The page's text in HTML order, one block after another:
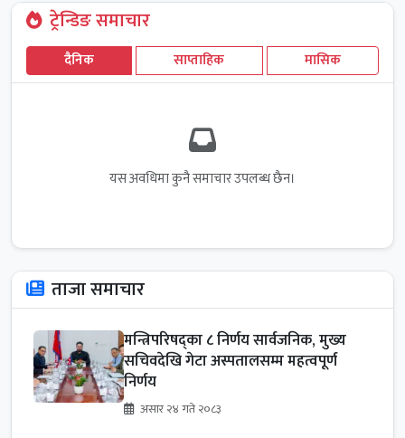
ट्रेन्डिङ समाचार
दैनिक साप्ताहिक मासिक
यस अवधिमा कुनै समाचार उपलब्ध छैन।
ताजा समाचार
मन्त्रिपरिषद्का ८ निर्णय सार्वजनिक, मुख्य
सचिवदेखि गेटा अस्पतालसम्म महत्वपूर्ण
निर्णय
असार २४ गते २०८३